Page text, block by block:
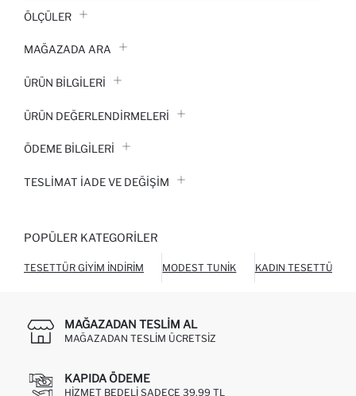
ÖLÇÜLER
MAĞAZADA ARA
ÜRÜN BILGILERI
ÜRÜN DEĞERLENDİRMELERİ
ÖDEME BİLGİLERİ
TESLIMAT İADE VE DEĞIŞIM
POPÜLER KATEGORILER
TESETTÜR GIYIM İNDIRIM MODEST TUNIK KADIN TESETTÜR
MAĞAZADAN TESLIM AL
MAĞAZADAN TESLIM ÜCRETSIZ
KAPIDA ÖDEME
HIZMET BEDELI SADECE 39,99 TL